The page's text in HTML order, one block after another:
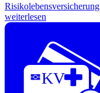
Risikolebensversicherung
weiterlesen
KV